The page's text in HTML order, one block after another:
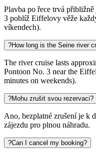
Plavba po řece trvá
3 poblíž Eiffelovy věže
víkendech).
?How long is the Seine river
The river cruise lasts
Pontoon No. 3 near the
minutes on weekends).
?Mohu zrušit svou rezervaci?
Ano, bezplatné zrušení je k
zájezdu pro plnou náhradu.
?Can I cancel my booking?